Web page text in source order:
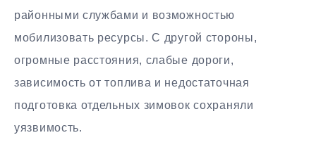
районными службами и возможностью
мобилизовать ресурсы. С другой стороны,
огромные расстояния, слабые дороги,
зависимость от топлива и недостаточная
подготовка отдельных зимовок сохраняли
уязвимость.